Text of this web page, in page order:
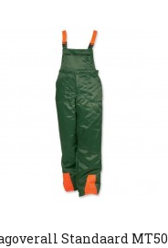
Standaard MT50